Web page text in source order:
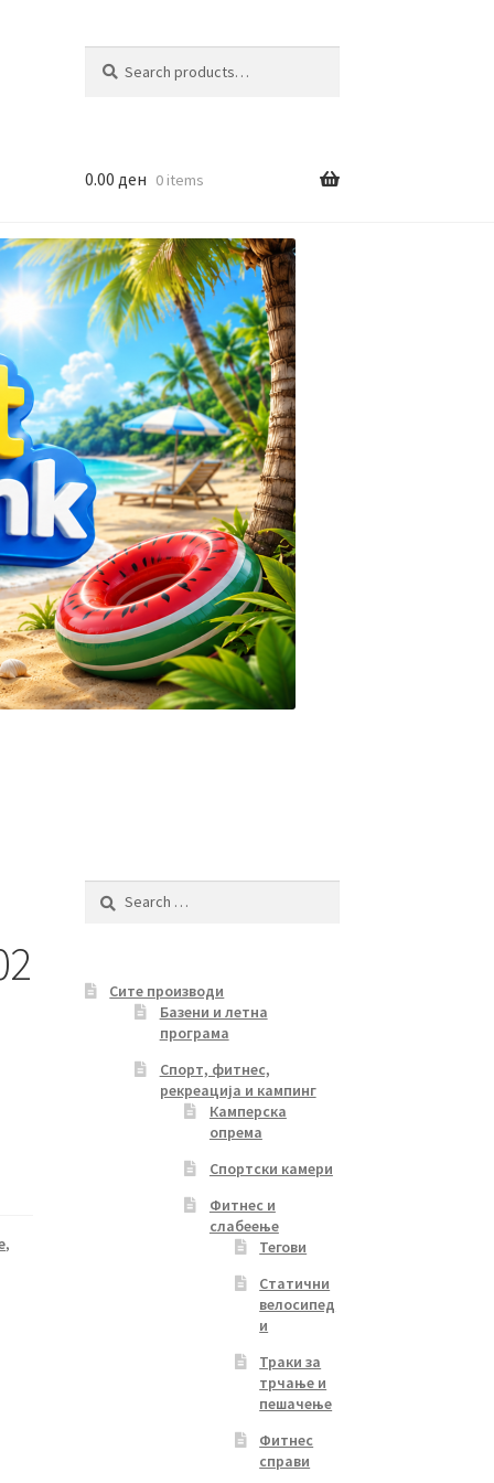
for:
0.00 ден 0 items
,
Search
Сите производи
Базени и летна
програма
Спорт, фитнес,
рекреација и кампинг
Камперска
опрема
Спортски камери
Фитнес и
слабеење
Тегови
Статични
велосипед
и
Траки за
трчање и
пешачење
Фитнес
справи